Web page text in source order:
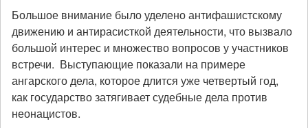
Большое внимание было уделено антифашистскому
движению и антирасисткой деятельности, что вызвало
большой интерес и множество вопросов у участников
встречи. Выступающие показали на примере
ангарского дела, которое длится уже четвертый год,
как государство затягивает судебные дела против
неонацистов.